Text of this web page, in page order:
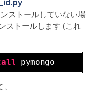
ストールしていない場
トールします (これ